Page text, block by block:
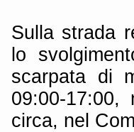
Sulla strada
lo
scarpata di
09:00-
circa, nel